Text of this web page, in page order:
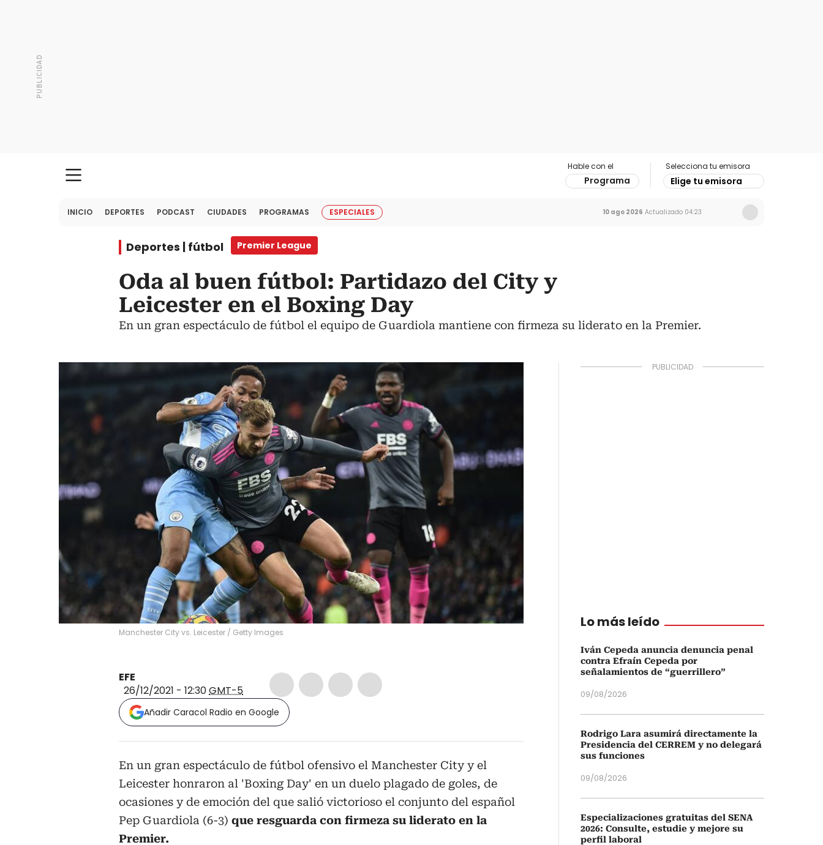
Hable con el
Programa
Selecciona tu emisora
Elige tu emisora
INICIO DEPORTES PODCAST CIUDADES PROGRAMAS ESPECIALES 10 ago 2026 Actualizado 04:23
Deportes | fútbol Premier League
Oda al buen fútbol: Partidazo del City y
Leicester en el Boxing Day
En un gran espectáculo de fútbol el equipo de Guardiola mantiene con firmeza su liderato en la Premier.
Manchester City vs. Leicester / Getty Images
EFE
26/12/2021 - 12:30GMT-5
Añadir Caracol Radio en Google
En un gran espectáculo de fútbol ofensivo el Manchester City y el
Leicester honraron al 'Boxing Day' en un duelo plagado de goles, de
ocasiones y de emoción del que salió victorioso el conjunto del español
Pep Guardiola (6-3) que resguarda con firmeza su liderato en la
Premier.
Lo más leído
Iván Cepeda anuncia denuncia penal
contra Efraín Cepeda por
señalamientos de “guerrillero”
09/08/2026
Rodrigo Lara asumirá directamente la
Presidencia del CERREM y no delegará
sus funciones
09/08/2026
Especializaciones gratuitas del SENA
2026: Consulte, estudie y mejore su
perfil laboral